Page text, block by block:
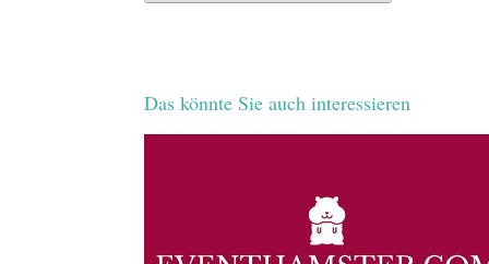
Das könnte Sie auch interessieren